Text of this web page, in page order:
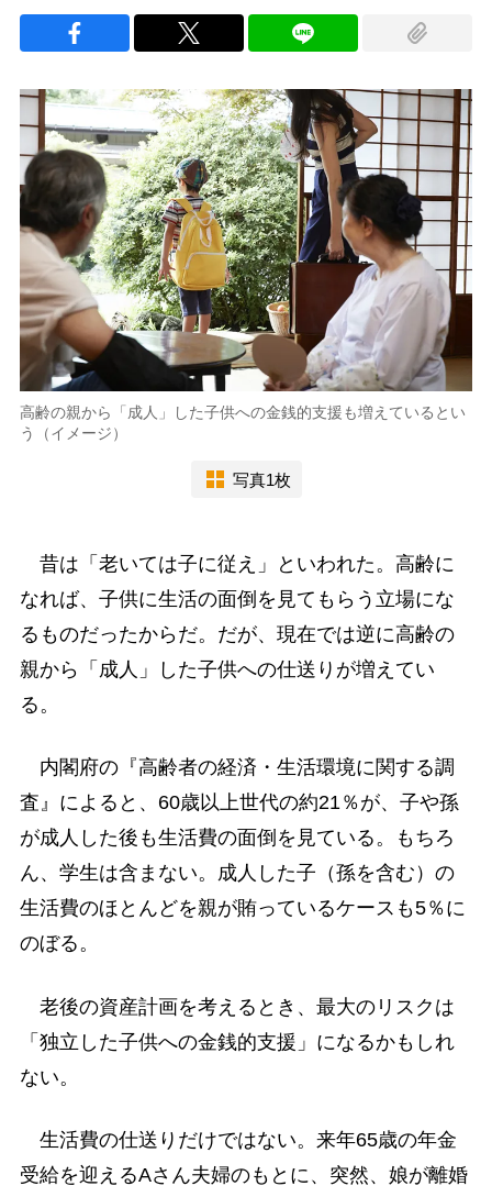
高齢の親から「成人」した子供への金銭的支援も増えているとい
う（イメージ）
写真1枚
昔は「老いては子に従え」といわれた。高齢に
なれば、子供に生活の面倒を見てもらう立場にな
るものだったからだ。だが、現在では逆に高齢の
親から「成人」した子供への仕送りが増えてい
る。
内閣府の『高齢者の経済・生活環境に関する調
査』によると、60歳以上世代の約21％が、子や孫
が成人した後も生活費の面倒を見ている。もちろ
ん、学生は含まない。成人した子（孫を含む）の
生活費のほとんどを親が賄っているケースも5％に
のぼる。
老後の資産計画を考えるとき、最大のリスクは
「独立した子供への金銭的支援」になるかもしれ
ない。
生活費の仕送りだけではない。来年65歳の年金
受給を迎えるAさん夫婦のもとに、突然、娘が離婚